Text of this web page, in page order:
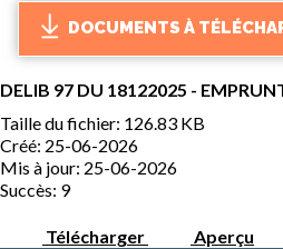
DOCUMENTS À
DELIB 97 DU 18122025 -
Taille du fichier: 126.83 KB
Créé: 25-06-2026
Mis à jour: 25-06-2026
Succès: 9
Télécharger Aperçu